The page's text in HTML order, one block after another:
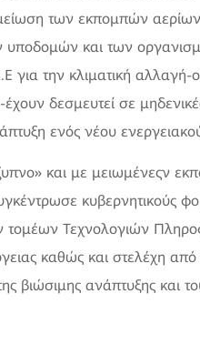
των εκπομπών
υποδομών και των
την κλιματική αλλαγή-
δεσμευτεί σε
ενός νέου
και με μειωμένεςν
κυβερνητικούς
Τεχνολογιών
καθώς και στελέχη
βιώσιμης ανάπτυξης και